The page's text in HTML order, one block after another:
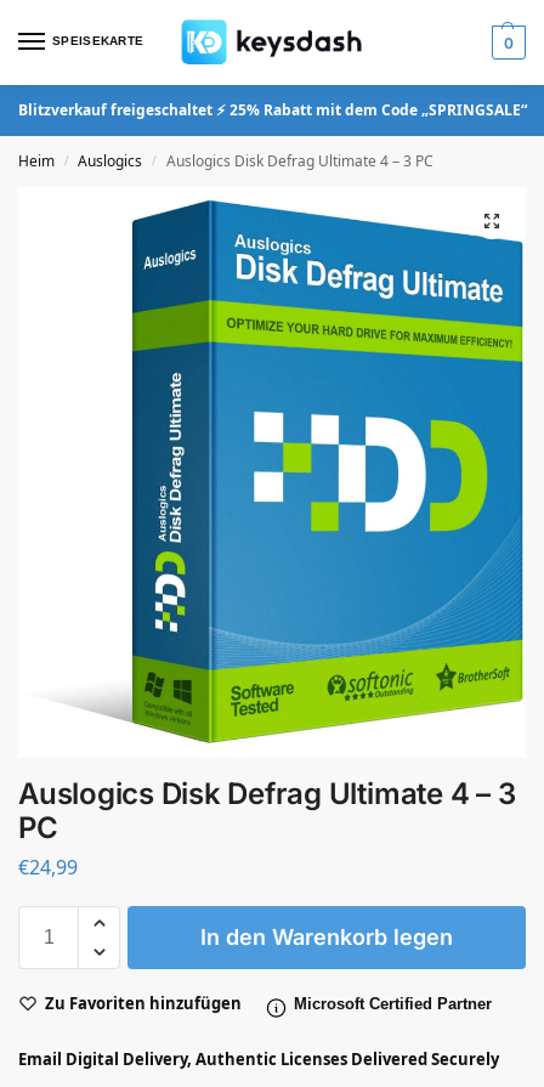
SPEISEKARTE 0
Blitzverkauf freigeschaltet ⚡ 25% Rabatt mit dem Code „SPRINGSALE“
Heim / Auslogics / Auslogics Disk Defrag Ultimate 4 – 3 PC
Auslogics Disk Defrag Ultimate 4 – 3
PC
€24,99
In den Warenkorb legen
Zu Favoriten hinzufügen Microsoft Certified Partner
Email Digital Delivery, Authentic Licenses Delivered Securely